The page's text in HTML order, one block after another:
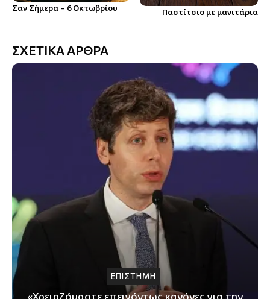
Σαν Σήμερα – 6 Οκτωβρίου Παστίτσιο με μανιτάρια
ΣΧΕΤΙΚΑ ΑΡΘΡΑ
ΕΠΙΣΤΗΜΗ